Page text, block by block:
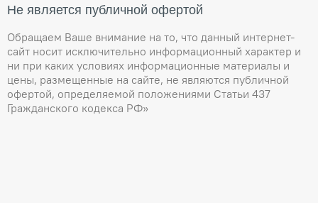
Не является публичной офертой
Обращаем Ваше внимание на то, что данный интернет-
сайт носит исключительно информационный характер и
ни при каких условиях информационные материалы и
цены, размещенные на сайте, не являются публичной
офертой, определяемой положениями Статьи 437
Гражданского кодекса РФ»